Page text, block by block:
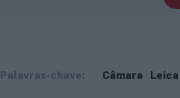
Palavras-chave: Câmara Leica